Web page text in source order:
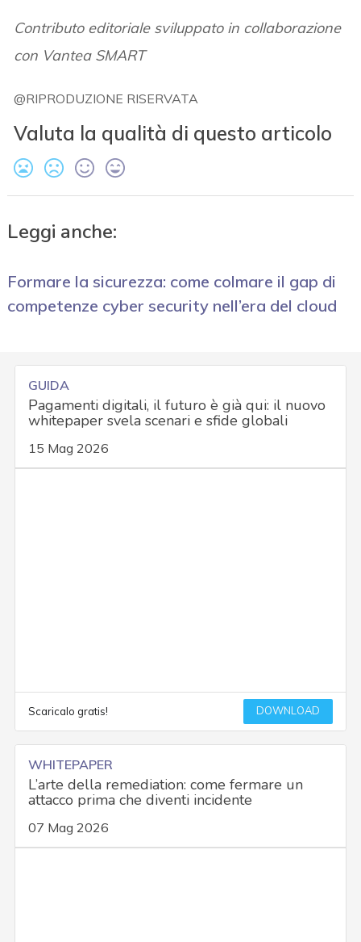
Contributo editoriale sviluppato in collaborazione
con Vantea SMART
@RIPRODUZIONE RISERVATA
Valuta la qualità di questo articolo
Leggi anche:
Formare la sicurezza: come colmare il gap di
competenze cyber security nell’era del cloud
GUIDA
Pagamenti digitali, il futuro è già qui: il nuovo
whitepaper svela scenari e sfide globali
15 Mag 2026
Scaricalo gratis! DOWNLOAD
WHITEPAPER
L’arte della remediation: come fermare un
attacco prima che diventi incidente
07 Mag 2026